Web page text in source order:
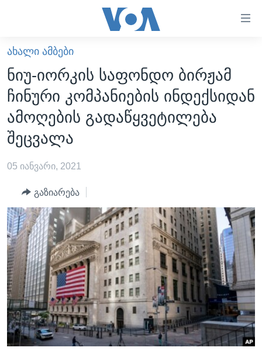
ხელმისაწვდომობისთვის
გადადით
მთავარზე
გადადით
მთავარ
ნავიგაციაზე
გადადით
ძიებაზე
ᲐᲮᲐᲚᲘ ᲐᲛᲑᲔᲑᲘ
ᲡᲐᲥᲐᲠᲗᲕᲔᲚᲝ
ᲐᲨᲨ
ᲐᲨᲨ-ᲘᲡ ᲐᲠᲩᲔᲕᲜᲔᲑᲘ 2024
ᲛᲡᲝᲤᲚᲘᲝ
ᲕᲘᲓᲔᲝᲔᲑᲘ
ᲒᲐᲓᲐᲪᲔᲛᲔᲑᲘ
ᲕᲐᲨᲘᲜᲒᲢᲝᲜᲘ ᲓᲦᲔᲡ
ᲮᲔᲓᲕᲐ ᲕᲐᲨᲘᲜᲒᲢᲝᲜᲘᲓᲐᲜ
ᲡᲢᲣᲓᲘᲐ ᲕᲐᲨᲘᲜᲒᲢᲝᲜᲘ
ᲡᲮᲕᲐ ᲡᲘᲐᲮᲚᲔᲔᲑᲘ
ᲞᲝᲚᲘᲢᲘᲙᲐ
ᲔᲙᲝᲜᲝᲛᲘᲙᲐ
ᲯᲐᲜᲛᲠᲗᲔᲚᲝᲑᲐ
ᲛᲔᲪᲜᲘᲔᲠᲔᲑᲐ
ᲘᲜᲢᲔᲠᲕᲘᲣ
ᲠᲣᲡᲔᲗᲘᲡ ᲨᲔᲭᲠᲐ ᲣᲙᲠᲐᲘᲜᲐᲨᲘ
Learning English
ᲗᲕᲐᲚᲘ ᲒᲕᲐᲓᲔᲕᲜᲔᲗ
ᲐᲮᲐᲚᲘ ᲐᲛᲑᲔᲑᲘ
ნიუ-იორკის საფონდო ბირჟამ
ჩინური კომპანიების ინდექსიდან
ამოღების გადაწყვეტილება
შეცვალა
05 იანვარი, 2021
გაზიარება